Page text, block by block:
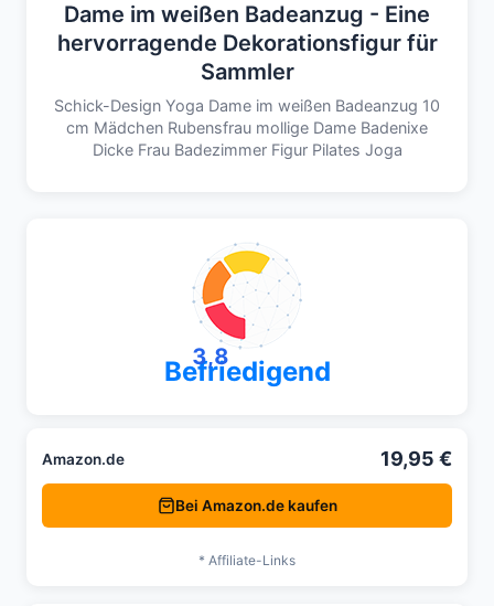
Dame im weißen Badeanzug - Eine
hervorragende Dekorationsfigur für
Sammler
Schick-Design Yoga Dame im weißen Badeanzug 10
cm Mädchen Rubensfrau mollige Dame Badenixe
Dicke Frau Badezimmer Figur Pilates Joga
3,8
Befriedigend
Amazon.de 19,95 €
Bei Amazon.de kaufen
* Affiliate-Links